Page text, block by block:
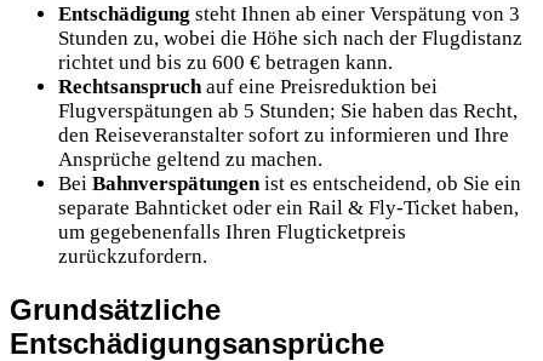
Entschädigung steht Ihnen ab einer Verspätung von 3
Stunden zu, wobei die Höhe sich nach der Flugdistanz
richtet und bis zu 600 € betragen kann.
Rechtsanspruchauf eine Preisreduktion bei
Flugverspätungen ab 5 Stunden; Sie haben das Recht,
den Reiseveranstalter sofort zu informieren und Ihre
Ansprüche geltend zu machen.
Bei Bahnverspätungenist es entscheidend, ob Sie ein
separate Bahnticket oder ein Rail & Fly-Ticket haben,
um gegebenenfalls Ihren Flugticketpreis
zurückzufordern.
Grundsätzliche
Entschädigungsansprüche